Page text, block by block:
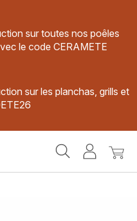
sur toutes nos poêles
le code CERAMETE
sur les planchas, grills et
MonMon